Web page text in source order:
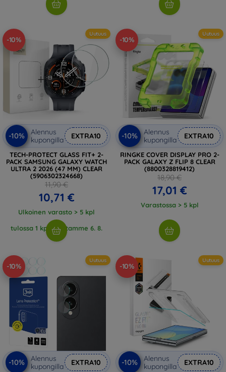
-10%
Uutuus
-10%
Alennus
kupongilla
EXTRA10
TECH-PROTECT GLASS FIT+ 2-
PACK SAMSUNG GALAXY WATCH
ULTRA 2 2026 (47 MM) CLEAR
(5906302324668)
11,90 €
10,71 €
Ulkoinen varasto > 5 kpl
tulossa 1 kpl, odotamme 6. 8.
2026
-10%
Uutuus
-10%
Alennus
kupongilla
EXTRA10
RINGKE COVER DISPLAY PRO 2-
PACK GALAXY Z FLIP 8 CLEAR
(8800328819412)
18,90 €
17,01 €
Varastossa > 5 kpl
-10%
Uutuus
-10%
Alennus
kupongilla
EXTRA10
-10%
Uutuus
-10%
Alennus
kupongilla
EXTRA10